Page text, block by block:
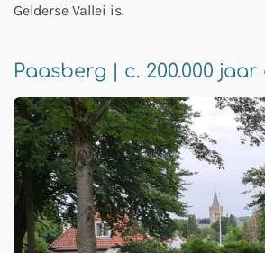
Gelderse Vallei is.
Paasberg | c. 200.000 jaar